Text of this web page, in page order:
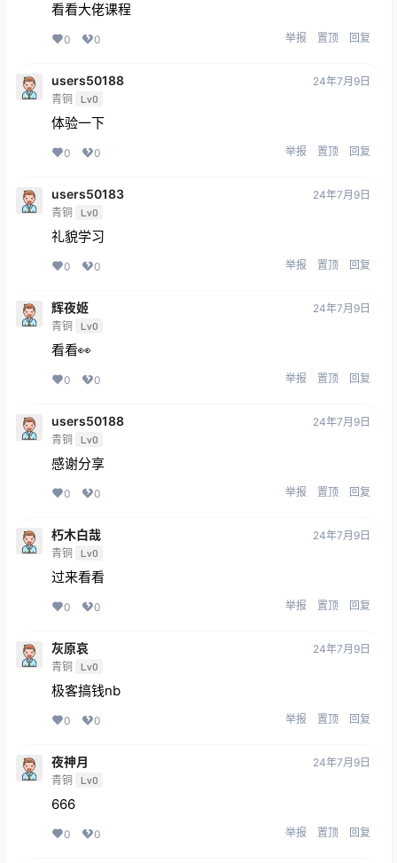
看看大佬课程
0 0 举报 置顶 回复
users50188
青铜 Lv0
24年7月9日
体验一下
0 0 举报 置顶 回复
users50183
青铜 Lv0
24年7月9日
礼貌学习
0 0 举报 置顶 回复
辉夜姬
青铜 Lv0
24年7月9日
看看👀
0 0 举报 置顶 回复
users50188
青铜 Lv0
24年7月9日
感谢分享
0 0 举报 置顶 回复
朽木白哉
青铜 Lv0
24年7月9日
过来看看
0 0 举报 置顶 回复
灰原哀
青铜 Lv0
24年7月9日
极客搞钱nb
0 0 举报 置顶 回复
夜神月
青铜 Lv0
24年7月9日
666
0 0 举报 置顶 回复